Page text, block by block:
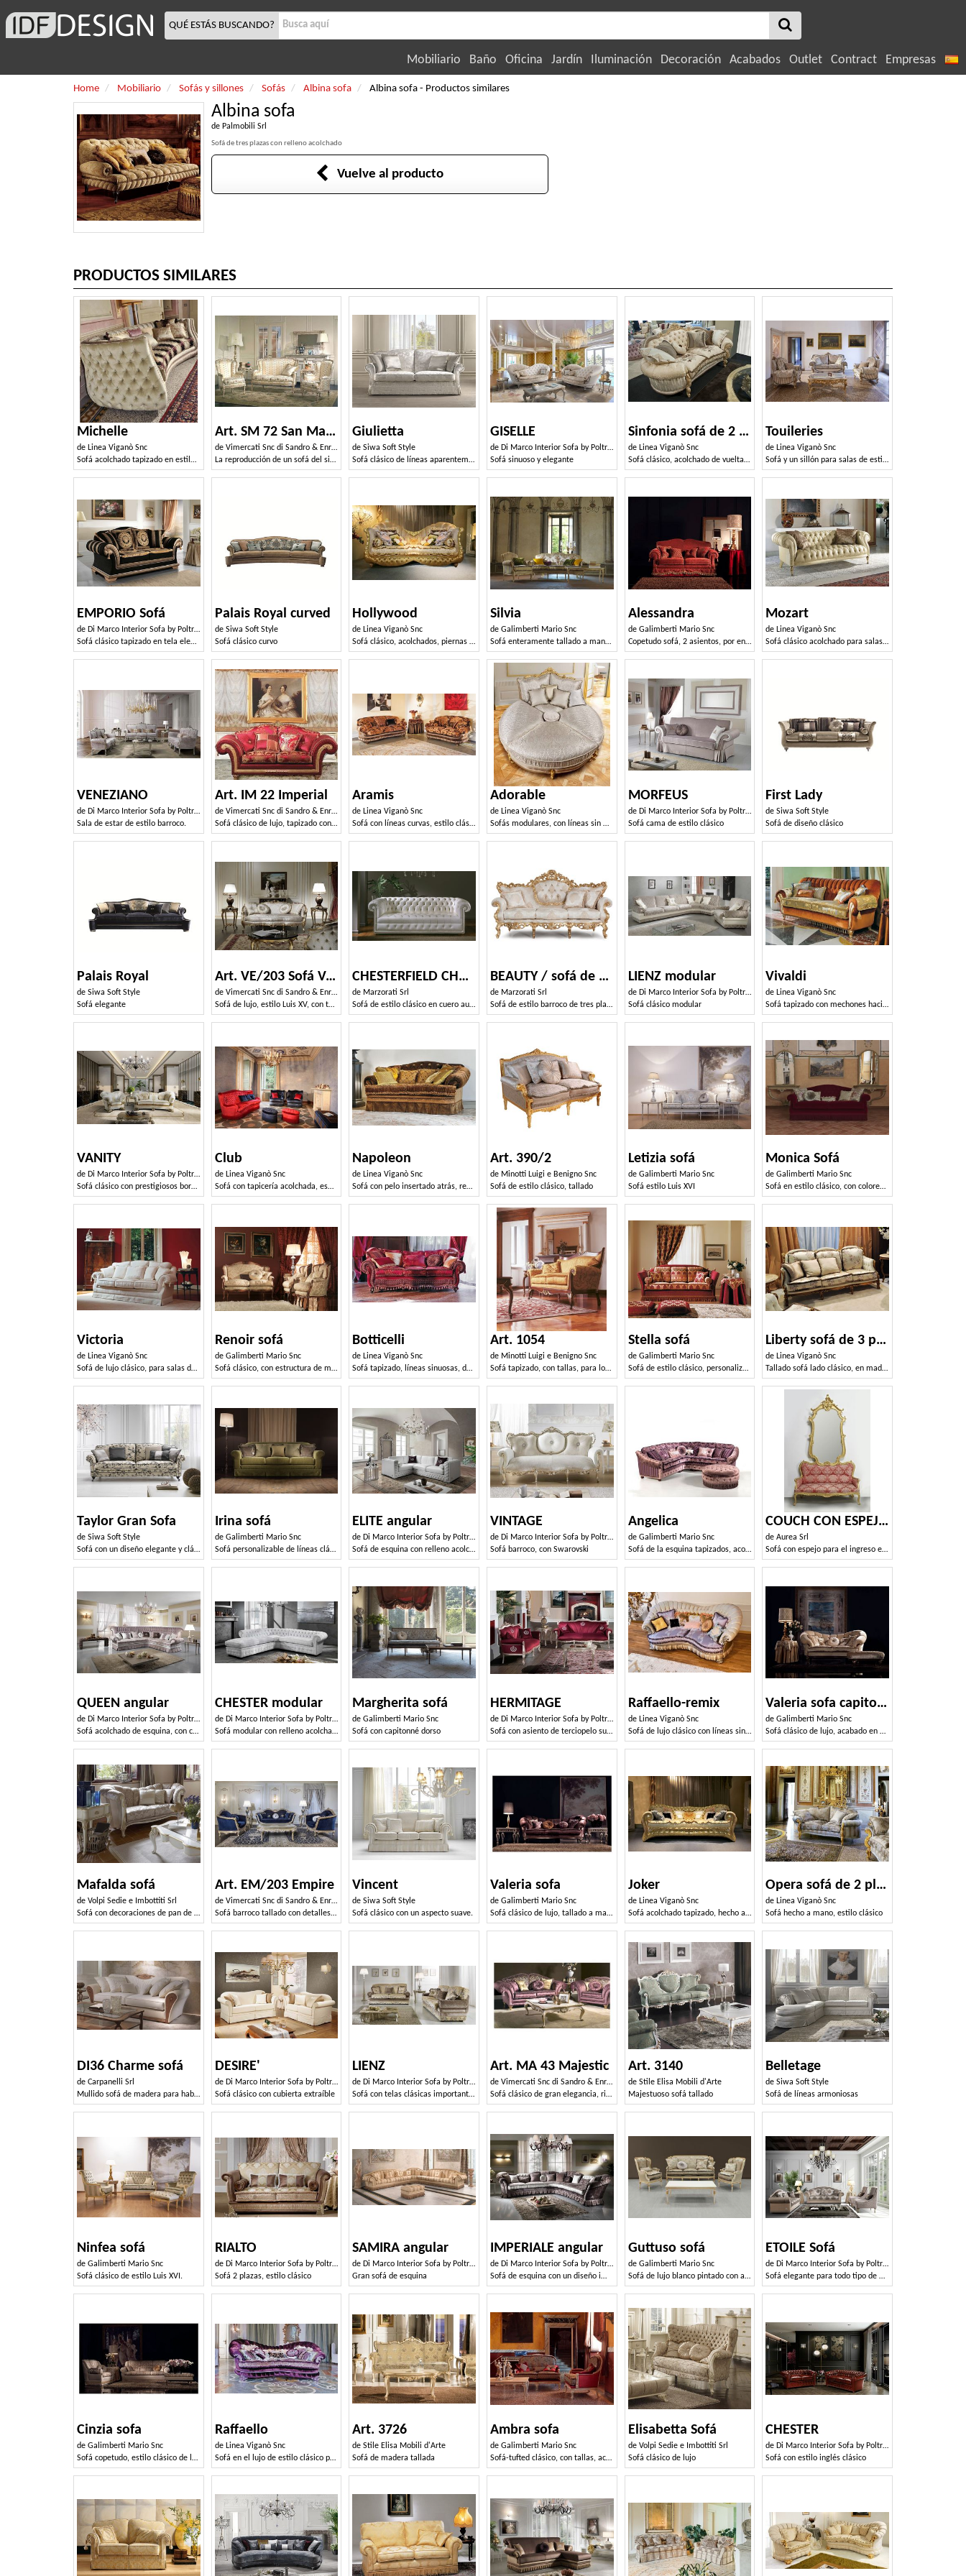
QUÉ ESTÁS BUSCANDO?
Mobiliario Baño Oficina Jardín Iluminación Decoración Acabados Outlet Contract Empresas
Home Mobiliario Sofás y sillones Sofás Albina sofa Albina sofa - Productos similares
Albina sofa
de Palmobili Srl
Sofá de tres plazas con relleno acolchado
Vuelve al producto
PRODUCTOS SIMILARES
Michelle
de Linea Viganò Snc
Sofá acolchado tapizado en estilo clásico y lujoso
Art. SM 72 San Marco
de Vimercati Snc di Sandro & Enrico
La reproducción de un sofá del siglo XVIII, con tallas florales
Giulietta
deSiwa Soft Style
Sofá clásico de líneas aparentemente sencillas
GISELLE
de Di Marco Interior Sofa by Poltrone & Divani srl
Sofá sinuoso y elegante
Sinfonia sofá de 2 plazas
de Linea Viganò Snc
Sofá clásico, acolchado de vuelta, por elegantes salones
Touileries
de Linea Viganò Snc
Sofá y un sillón para salas de estilo clásico
EMPORIO Sofá
de Di Marco Interior Sofa by Poltrone & Divani srl
Sofá clásico tapizado en tela elegante
Palais Royal curved
de Siwa Soft Style
Sofá clásico curvo
Hollywood
de Linea Viganò Snc
Sofá clásico, acolchados, piernas talladas copetudas
Silvia
de Galimberti Mario Snc
Sofá enteramente tallado a mano, Estilo Luis XV
Alessandra
de Galimberti Mario Snc
Copetudo sofá, 2 asientos, por encargo, para sala de estar
Mozart
de Linea Viganò Snc
Sofá clásico acolchado para salas de estar
VENEZIANO
de Di Marco Interior Sofa by Poltrone & Divani srl
Sala de estar de estilo barroco.
Art. IM 22 Imperial
de Vimercati Snc di Sandro & Enrico
Sofá clásico de lujo, tapizado con telas preciosas extraíbles
Aramis
de Linea Viganò Snc
Sofá con líneas curvas, estilo clásico y lujoso
Adorable
de Linea Viganò Snc
Sofás modulares, con líneas sin tiempo de buen gusto
MORFEUS
de Di Marco Interior Sofa by Poltrone & Divani srl
Sofá cama de estilo clásico
First Lady
deSiwa Soft Style
Sofá de diseño clásico
Palais Royal
de Siwa Soft Style
Sofá elegante
Art. VE/203 Sofá Venezia
de Vimercati Snc di Sandro & Enrico
Sofá de lujo, estilo Luis XV, con tallas preciosas
CHESTERFIELD CHESTER3P/ Sofá 3 plazas
de Marzorati Srl
Sofá de estilo clásico en cuero auténtico.
BEAUTY / sofá de 3 plazas
de Marzorati Srl
Sofá de estilo barroco de tres plazas
LIENZ modular
de Di Marco Interior Sofa by Poltrone & Divani srl
Sofá clásico modular
Vivaldi
de Linea Viganò Snc
Sofá tapizado con mechones hacia atrás, para salones clásicos
VANITY
de Di Marco Interior Sofa by Poltrone & Divani srl
Sofá clásico con prestigiosos bordados
Club
de Linea Viganò Snc
Sofá con tapicería acolchada, estilo clásico de lujo
Napoleon
de Linea Viganò Snc
Sofá con pelo insertado atrás, recubrimiento de terciopelo
Art. 390/2
de Minotti Luigi e Benigno Snc
Sofá de estilo clásico, tallado
Letizia sofá
de Galimberti Mario Snc
Sofá estilo Luis XVI
Monica Sofá
deGalimberti Mario Snc
Sofá en estilo clásico, con colores personalizables
Victoria
de Linea Viganò Snc
Sofá de lujo clásico, para salas de estar finos
Renoir sofá
de Galimberti Mario Snc
Sofá clásico, con estructura de madera tallada a mano.
Botticelli
de Linea Viganò Snc
Sofá tapizado, líneas sinuosas, de estilo clásico
Art. 1054
de Minotti Luigi e Benigno Snc
Sofá tapizado, con tallas, para los salones de estilo de lujo
Stella sofá
de Galimberti Mario Snc
Sofá de estilo clásico, personalizable
Liberty sofá de 3 plazas
de Linea Viganò Snc
Tallado sofá lado clásico, en madera de nogal con oro
Taylor Gran Sofa
de Siwa Soft Style
Sofá con un diseño elegante y clásico
Irina sofá
de Galimberti Mario Snc
Sofá personalizable de líneas clásicas
ELITE angular
de Di Marco Interior Sofa by Poltrone & Divani srl
Sofá de esquina con relleno acolchado
VINTAGE
de Di Marco Interior Sofa by Poltrone & Divani srl
Sofá barroco, con Swarovski
Angelica
de Galimberti Mario Snc
Sofá de la esquina tapizados, acolchado, por encargo
COUCH CON ESPEJO ART. SD 0012
deAurea Srl
Sofá con espejo para el ingreso en el estilo clásico y lujoso
QUEEN angular
de Di Marco Interior Sofa by Poltrone & Divani srl
Sofá acolchado de esquina, con cama
CHESTER modular
de Di Marco Interior Sofa by Poltrone & Divani srl
Sofá modular con relleno acolchado
Margherita sofá
deGalimberti Mario Snc
Sofá con capitonné dorso
HERMITAGE
de Di Marco Interior Sofa by Poltrone & Divani srl
Sofá con asiento de terciopelo suave
Raffaello-remix
de Linea Viganò Snc
Sofá de lujo clásico con líneas sinuosas
Valeria sofa capitonné
deGalimberti Mario Snc
Sofá clásico de lujo, acabado en nogal, para sala de estar
Mafalda sofá
de Volpi Sedie e Imbottiti Srl
Sofá con decoraciones de pan de oro
Art. EM/203 Empire
de Vimercati Snc di Sandro & Enrico
Sofá barroco tallado con detalles de plata
Vincent
deSiwa Soft Style
Sofá clásico con un aspecto suave.
Valeria sofa
de Galimberti Mario Snc
Sofá clásico de lujo, tallado a mano, para la oficina
Joker
de Linea Viganò Snc
Sofá acolchado tapizado, hecho a mano, hecho en Italia
Opera sofá de 2 plazas
de Linea Viganò Snc
Sofá hecho a mano, estilo clásico
DI36 Charme sofá
de Carpanelli Srl
Mullido sofá de madera para habitaciones de lujo de vida
DESIRE'
de Di Marco Interior Sofa by Poltrone & Divani srl
Sofá clásico con cubierta extraíble
LIENZ
de Di Marco Interior Sofa by Poltrone & Divani srl
Sofá con telas clásicas importantes
Art. MA 43 Majestic
de Vimercati Snc di Sandro & Enrico
Sofá clásico de gran elegancia, rico en detalles preciosos
Art. 3140
de Stile Elisa Mobili d'Arte
Majestuoso sofá tallado
Belletage
deSiwa Soft Style
Sofá de líneas armoniosas
Ninfea sofá
de Galimberti Mario Snc
Sofá clásico de estilo Luis XVI.
RIALTO
de Di Marco Interior Sofa by Poltrone & Divani srl
Sofá 2 plazas, estilo clásico
SAMIRA angular
de Di Marco Interior Sofa by Poltrone & Divani srl
Gran sofá de esquina
IMPERIALE angular
de Di Marco Interior Sofa by Poltrone & Divani srl
Sofá de esquina con un diseño impresionante
Guttuso sofá
de Galimberti Mario Snc
Sofá de lujo blanco pintado con adornos de oro
ETOILE Sofá
de Di Marco Interior Sofa by Poltrone & Divani srl
Sofá elegante para todo tipo de muebles
Cinzia sofa
de Galimberti Mario Snc
Sofá copetudo, estilo clásico de lujo, varias medidas
Raffaello
de Linea Viganò Snc
Sofá en el lujo de estilo clásico para salones
Art. 3726
deStile Elisa Mobili d'Arte
Sofá de madera tallada
Ambra sofa
de Galimberti Mario Snc
Sofá-tufted clásico, con tallas, acabado de laca
Elisabetta Sofá
de Volpi Sedie e Imbottiti Srl
Sofá clásico de lujo
CHESTER
de Di Marco Interior Sofa by Poltrone & Divani srl
Sofá con estilo inglés clásico